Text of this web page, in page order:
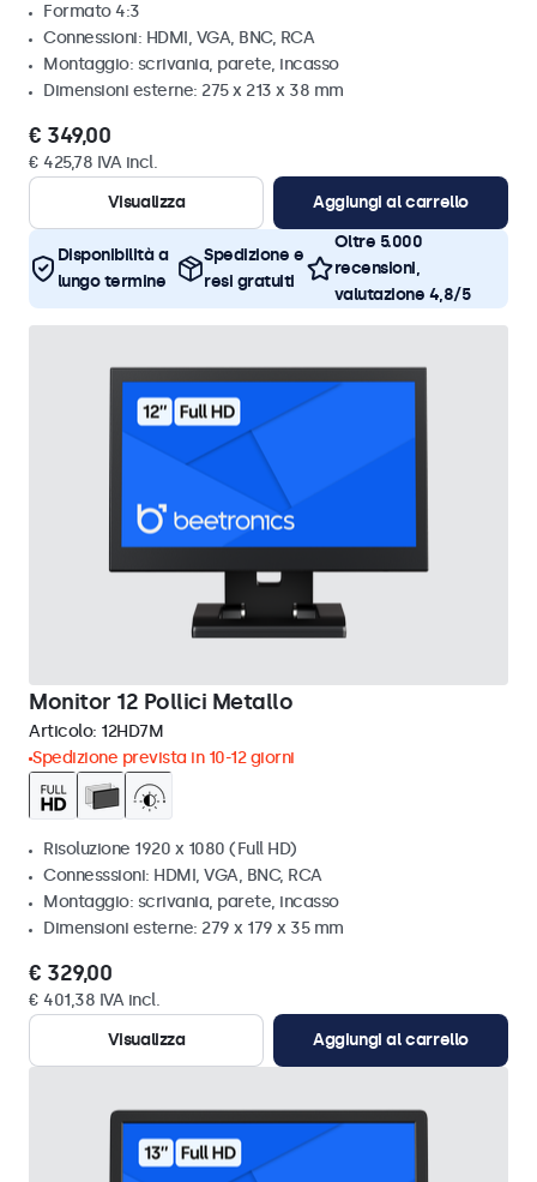
Formato 4:3
Connessioni: HDMI, VGA, BNC, RCA
Montaggio: scrivania, parete, incasso
Dimensioni esterne: 275 x 213 x 38 mm
€ 349,00
€ 425,78 IVA incl.
Visualizza
Aggiungi al carrello
Disponibilità a
lungo termine
Spedizione e
resi gratuiti
Oltre 5.000
recensioni,
valutazione 4,8/5
Monitor 12 Pollici Metallo
Articolo: 12HD7M
Spedizione prevista in 10-12 giorni
Risoluzione 1920 x 1080 (Full HD)
Connesssioni: HDMI, VGA, BNC, RCA
Montaggio: scrivania, parete, incasso
Dimensioni esterne: 279 x 179 x 35 mm
€ 329,00
€ 401,38 IVA incl.
Visualizza
Aggiungi al carrello